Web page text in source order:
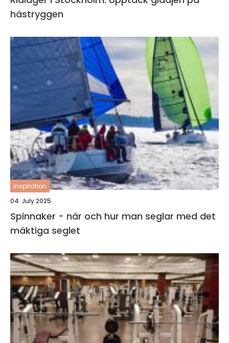
hästryggen
inspiration
04. July 2025
Spinnaker - när och hur man seglar med det
mäktiga seglet